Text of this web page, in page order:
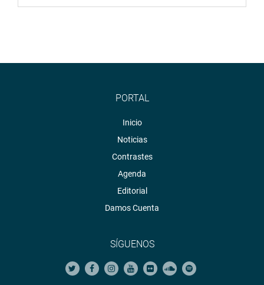
PORTAL
Inicio
Noticias
Contrastes
Agenda
Editorial
Damos Cuenta
SÍGUENOS